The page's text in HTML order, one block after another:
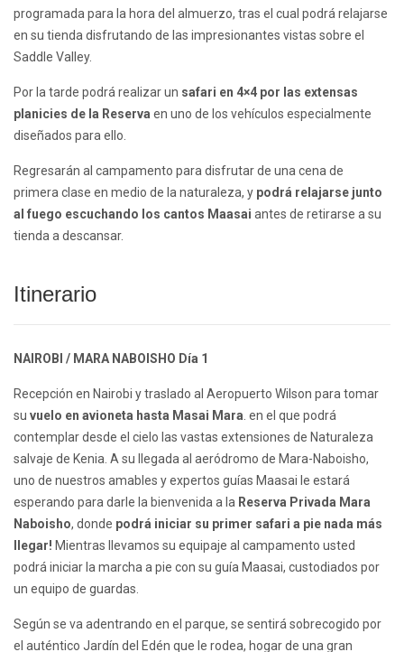
programada para la hora del almuerzo, tras el cual podrá relajarse
en su tienda disfrutando de las impresionantes vistas sobre el
Saddle Valley.
Por la tarde podrá realizar un safari en 4×4 por las extensas
planicies de la Reserva en uno de los vehículos especialmente
diseñados para ello.
Regresarán al campamento para disfrutar de una cena de
primera clase en medio de la naturaleza, y podrá relajarse junto
al fuego escuchando los cantos Maasai antes de retirarse a su
tienda a descansar.
Itinerario
NAIROBI / MARA NABOISHO Día 1
Recepción en Nairobi y traslado al Aeropuerto Wilson para tomar
su vuelo en avioneta hasta Masai Mara . en el que podrá
contemplar desde el cielo las vastas extensiones de Naturaleza
salvaje de Kenia. A su llegada al aeródromo de Mara-Naboisho,
uno de nuestros amables y expertos guías Maasai le estará
esperando para darle la bienvenida a la Reserva Privada Mara
Naboisho, donde podrá iniciar su primer safari a pie nada más
llegar! Mientras llevamos su equipaje al campamento usted
podrá iniciar la marcha a pie con su guía Maasai, custodiados por
un equipo de guardas.
Según se va adentrando en el parque, se sentirá sobrecogido por
el auténtico Jardín del Edén que le rodea, hogar de una gran